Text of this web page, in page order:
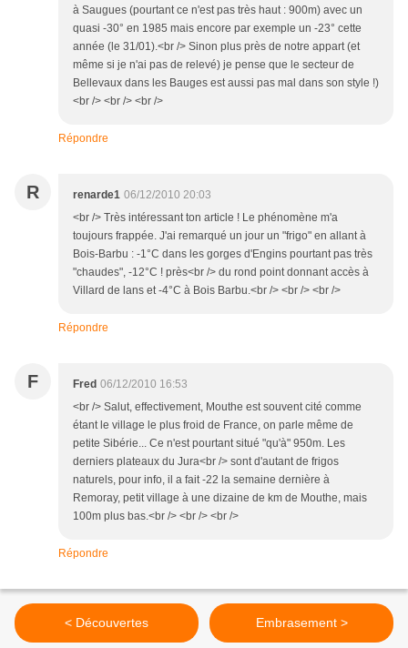
à Saugues (pourtant ce n'est pas très haut : 900m) avec un
quasi -30° en 1985 mais encore par exemple un -23° cette
année (le 31/01).<br /> Sinon plus près de notre appart (et
même si je n'ai pas de relevé) je pense que le secteur de
Bellevaux dans les Bauges est aussi pas mal dans son style !)
<br /> <br /> <br />
Répondre
R renarde1 06/12/2010 20:03
<br /> Très intéressant ton article ! Le phénomène m'a
toujours frappée. J'ai remarqué un jour un "frigo" en allant à
Bois-Barbu : -1°C dans les gorges d'Engins pourtant pas très
"chaudes", -12°C ! près<br /> du rond point donnant accès à
Villard de lans et -4°C à Bois Barbu.<br /> <br /> <br />
Répondre
F Fred 06/12/2010 16:53
<br /> Salut, effectivement, Mouthe est souvent cité comme
étant le village le plus froid de France, on parle même de
petite Sibérie... Ce n'est pourtant situé "qu'à" 950m. Les
derniers plateaux du Jura<br /> sont d'autant de frigos
naturels, pour info, il a fait -22 la semaine dernière à
Remoray, petit village à une dizaine de km de Mouthe, mais
100m plus bas.<br /> <br /> <br />
Répondre
< Découvertes Embrasement >